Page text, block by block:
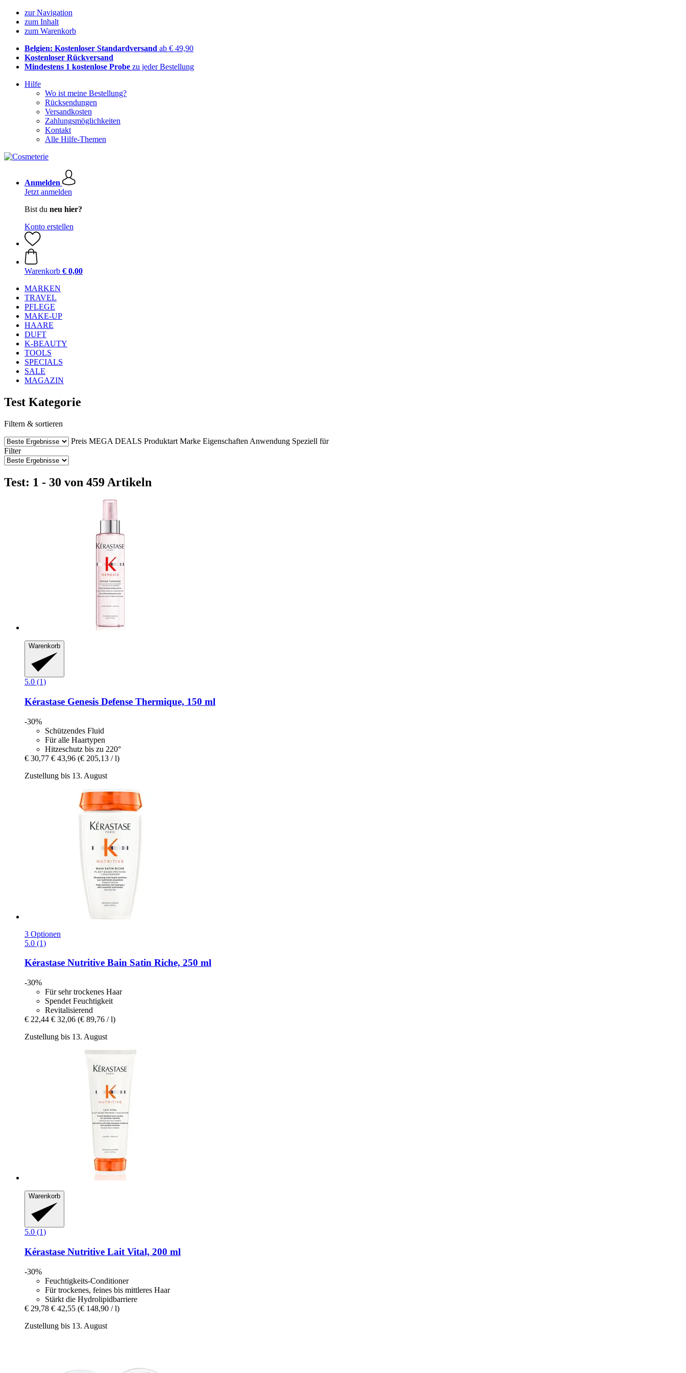
zur Navigation
zum Inhalt
zum Warenkorb
Belgien: Kostenloser Standardversand ab € 49,90
Kostenloser Rückversand
Mindestens 1 kostenlose Probe zu jeder Bestellung
Hilfe
Wo ist meine Bestellung?
Rücksendungen
Versandkosten
Zahlungsmöglichkeiten
Kontakt
Alle Hilfe-Themen
Anmelden
Jetzt anmelden
Bist du neu hier?
Konto erstellen
Warenkorb € 0,00
MARKEN
TRAVEL
PFLEGE
MAKE-UP
HAARE
DUFT
K-BEAUTY
TOOLS
SPECIALS
SALE
MAGAZIN
Test Kategorie
Filtern & sortieren
Preis MEGA DEALS Produktart Marke Eigenschaften Anwendung Speziell für
Filter
Test: 1 - 30 von 459 Artikeln
Warenkorb
5.0 (1)
Kérastase Genesis Defense Thermique, 150 ml
-30%
Schützendes Fluid
Für alle Haartypen
Hitzeschutz bis zu 220°
€ 30,77 € 43,96 (€ 205,13 / l)
Zustellung bis 13. August
3 Optionen
5.0 (1)
Kérastase Nutritive Bain Satin Riche, 250 ml
-30%
Für sehr trockenes Haar
Spendet Feuchtigkeit
Revitalisierend
€ 22,44 € 32,06 (€ 89,76 / l)
Zustellung bis 13. August
Warenkorb
5.0 (1)
Kérastase Nutritive Lait Vital, 200 ml
-30%
Feuchtigkeits-Conditioner
Für trockenes, feines bis mittleres Haar
Stärkt die Hydrolipidbarriere
€ 29,78 € 42,55 (€ 148,90 / l)
Zustellung bis 13. August